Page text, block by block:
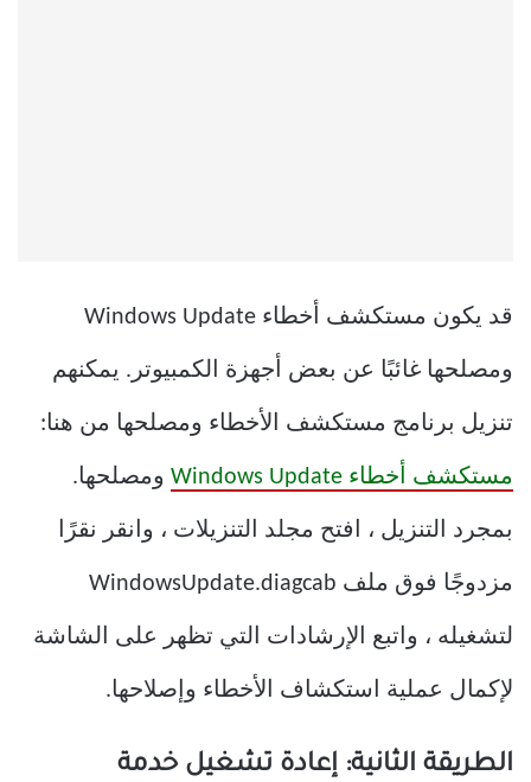
قد يكون مستكشف أخطاء Windows Update
ومصلحها غائبًا عن بعض أجهزة الكمبيوتر. يمكنهم
تنزيل برنامج مستكشف الأخطاء ومصلحها من هنا:
مستكشف أخطاء Windows Update ومصلحها.
بمجرد التنزيل ، افتح مجلد التنزيلات ، وانقر نقرًا
مزدوجًا فوق ملف WindowsUpdate.diagcab
لتشغيله ، واتبع الإرشادات التي تظهر على الشاشة
لإكمال عملية استكشاف الأخطاء وإصلاحها.
الطريقة الثانية: إعادة تشغيل خدمة